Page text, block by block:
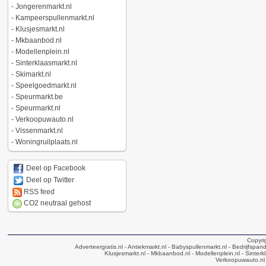
- Jongerenmarkt.nl
- Kampeerspullenmarkt.nl
- Klusjesmarkt.nl
- Mkbaanbod.nl
- Modellenplein.nl
- Sinterklaasmarkt.nl
- Skimarkt.nl
- Speelgoedmarkt.nl
- Speurmarkt.be
- Speurmarkt.nl
- Verkoopuwauto.nl
- Vissenmarkt.nl
- Woningruilplaats.nl
Deel op Facebook
Deel op Twitter
RSS feed
CO2 neutraal gehost
Adverteergratis.nl - Antiekmarkt.nl - Babyspullenmarkt.nl -
Klusjesmarkt.nl- Mkbaanbod.nl- Modellenplein.nl-
Verkoopuwauto.nl